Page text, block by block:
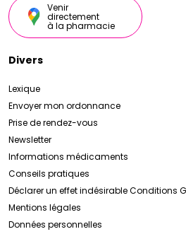
Venir
directement
à la pharmacie
Divers
Lexique
Envoyer mon ordonnance
Prise de rendez-vous
Newsletter
Informations médicaments
Conseils pratiques
Déclarer un effet indésirableConditions
Mentions légales
Données personnelles